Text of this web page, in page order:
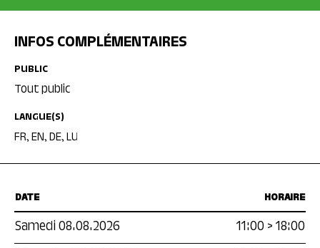
DATE HORAIRE
Samedi 08.08.2026 11:00 >18:00
INFOS COMPLÉMENTAIRES
PUBLIC
Tout public
LANGUE(S)
FR, EN, DE, LU